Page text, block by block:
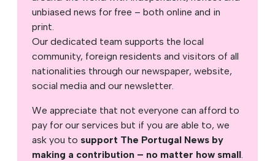
unbiased news for free – both online and in
print.
Our dedicated team supports the local
community, foreign residents and visitors of all
nationalities through our newspaper, website,
social media and our newsletter.
We appreciate that not everyone can afford to
pay for our services but if you are able to, we
ask you to support The Portugal News by
making a contribution – no matter how small.